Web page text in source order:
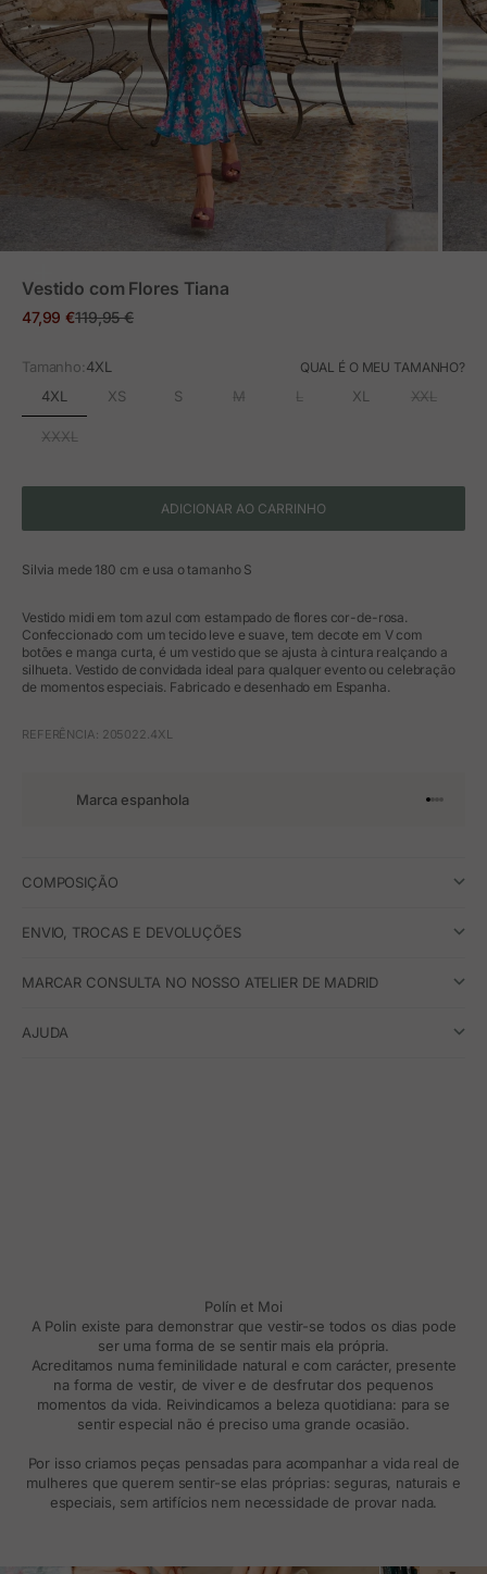
Vestido com Flores Tiana
Preço em promoção
47,99 €Preço normal
119,95 €
Tamanho:4XL QUAL É O MEU TAMANHO?
4XL XS S M L XL XXL
XXXL
ADICIONAR AO CARRINHO
Silvia mede 180 cm e usa o tamanho S
Vestido midi em tom azul com estampado de flores cor-de-rosa.
Confeccionado com um tecido leve e suave, tem decote em V com
botões e manga curta, é um vestido que se ajusta à cintura realçando a
silhueta. Vestido de convidada ideal para qualquer evento ou celebração
de momentos especiais. Fabricado e desenhado em Espanha.
REFERÊNCIA: 205022.4XL
Marca espanhola Ir para o
Ir para
Ir para
Ir para
COMPOSIÇÃO
ENVIO, TROCAS E DEVOLUÇÕES
MARCAR CONSULTA NO NOSSO ATELIER DE MADRID
AJUDA
Polín et Moi
A Polin existe para demonstrar que vestir-se todos os dias pode
ser uma forma de se sentir mais ela própria.
Acreditamos numa feminilidade natural e com carácter, presente
na forma de vestir, de viver e de desfrutar dos pequenos
momentos da vida. Reivindicamos a beleza quotidiana: para se
sentir especial não é preciso uma grande ocasião.
Por isso criamos peças pensadas para acompanhar a vida real de
mulheres que querem sentir-se elas próprias: seguras, naturais e
especiais, sem artifícios nem necessidade de provar nada.